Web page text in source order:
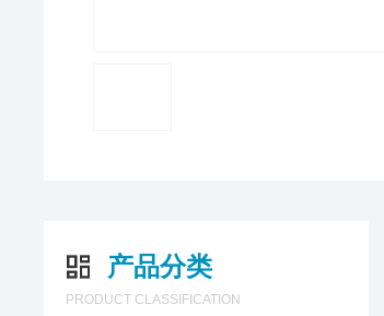
产品分类
PRODUCT CLASSIFICATION